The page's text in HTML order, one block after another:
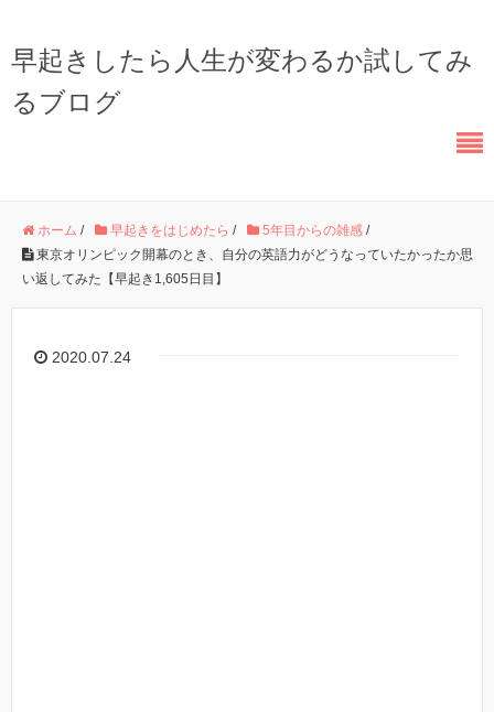
早起きしたら人生が変わるか試してみ
るブログ
ホーム / 早起きをはじめたら / 5年目からの雑感 /
東京オリンピック開幕のとき、自分の英語力がどうなっていたかったか思
い返してみた【早起き1,605日目】
2020.07.24